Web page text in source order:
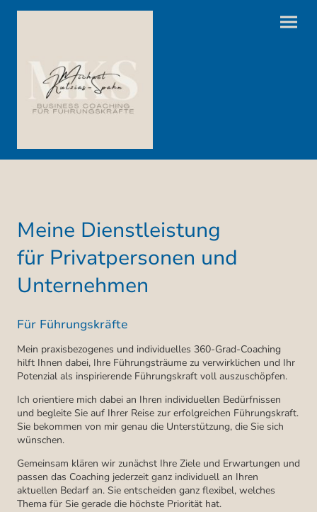
Meine Dienstleistung
für Privatpersonen und
Unternehmen
Für Führungskräfte
Mein praxisbezogenes und individuelles 360-Grad-Coaching
hilft Ihnen dabei, Ihre Führungsträume zu verwirklichen und Ihr
Potenzial als inspirierende Führungskraft voll auszuschöpfen.
Ich orientiere mich dabei an Ihren individuellen Bedürfnissen
und begleite Sie auf Ihrer Reise zur erfolgreichen Führungskraft.
Sie bekommen von mir genau die Unterstützung, die Sie sich
wünschen.
Gemeinsam klären wir zunächst Ihre Ziele und Erwartungen und
passen das Coaching jederzeit ganz individuell an Ihren
aktuellen Bedarf an. Sie entscheiden ganz flexibel, welches
Thema für Sie gerade die höchste Priorität hat.